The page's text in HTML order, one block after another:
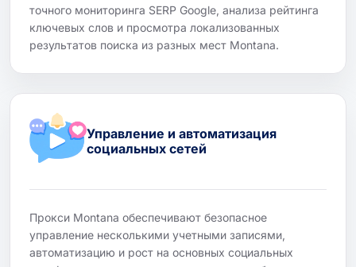
точного мониторинга SERP Google, анализа рейтинга
ключевых слов и просмотра локализованных
результатов поиска из разных мест Montana.
Управление и автоматизация
социальных сетей
Прокси Montana обеспечивают безопасное
управление несколькими учетными записями,
автоматизацию и рост на основных социальных